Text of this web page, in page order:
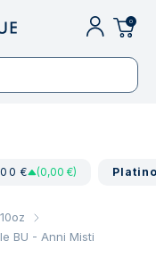
0
€ (0,00 €)
BU - Anni Misti